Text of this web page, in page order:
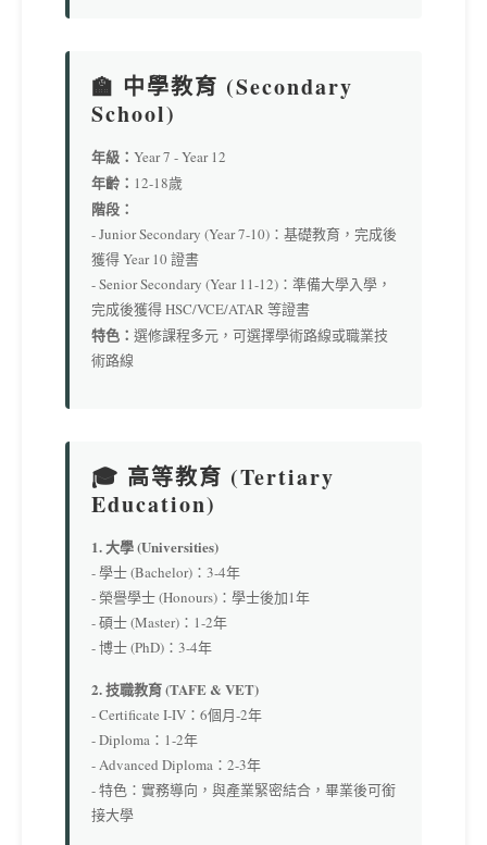
🏫 中學教育 (Secondary
School)
年級： Year 7 - Year 12
年齡： 12-18歲
階段：
- Junior Secondary (Year 7-10)：基礎教育，完成後
獲得 Year 10 證書
- Senior Secondary (Year 11-12)：準備大學入學，
完成後獲得 HSC/VCE/ATAR 等證書
特色： 選修課程多元，可選擇學術路線或職業技
術路線
🎓 高等教育 (Tertiary
Education)
1. 大學 (Universities)
- 學士 (Bachelor)：3-4年
- 榮譽學士 (Honours)：學士後加1年
- 碩士 (Master)：1-2年
- 博士 (PhD)：3-4年
2. 技職教育 (TAFE & VET)
- Certificate I-IV：6個月-2年
- Diploma：1-2年
- Advanced Diploma：2-3年
- 特色：實務導向，與產業緊密結合，畢業後可銜
接大學